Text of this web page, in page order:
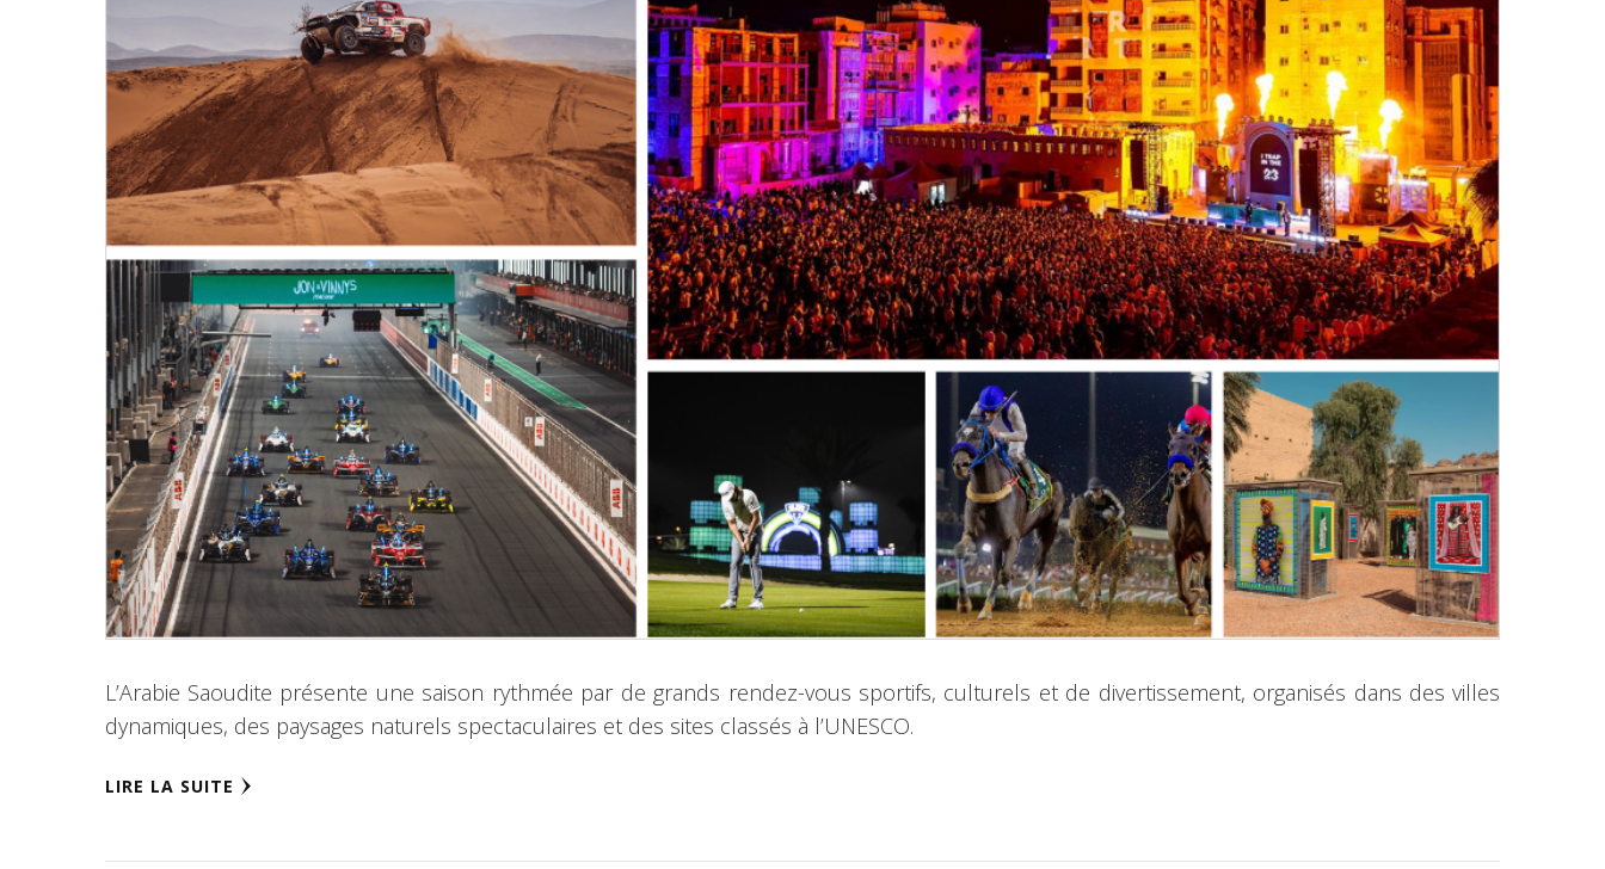
L’Arabie Saoudite présente une saison rythmée par de grands rendez-vous sportifs, culturels et de divertissement, organisés dans des villes
dynamiques, des paysages naturels spectaculaires et des sites classés à l’UNESCO.
LIRE LA SUITE